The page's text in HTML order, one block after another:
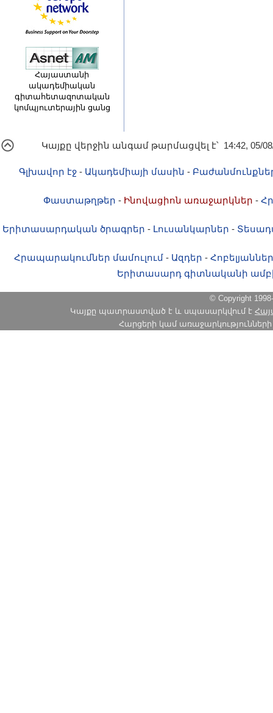
Հայաստանի
ակադեմիական
գիտահետազոտական
կոմպյուտերային ցանց
Կայքը վերջին անգամ թարմացվել է՝ 14:42, 05/
Գլխավոր էջ - Ակադեմիայի մասին -
Փաստաթղթեր - Ինովացիոն առաջարկներ -
Երիտասարդական ծրագրեր - Լուսանկարներ -
Հրապարակումներ մամուլում- Ազդեր - Հոբելյաններ
Երիտասարդ գիտնականի
© Copyright
Կայքը պատրաստված է և սպասարկվում է
Հարցերի կամ առաջարկությունների